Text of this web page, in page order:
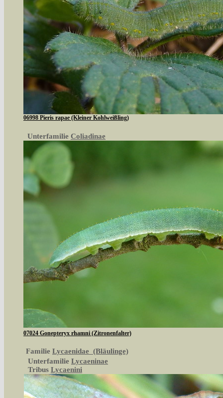
06998 Pieris rapae (Kleiner Kohlweißling)
Unterfamilie Coliadinae
07024 Gonepteryx rhamni (Zitronenfalter)
Familie Lycaenidae (Bläulinge)
Unterfamilie Lycaeninae
Tribus Lycaenini